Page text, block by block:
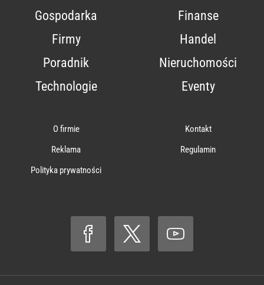
Gospodarka
Finanse
Firmy
Handel
Poradnik
Nieruchomości
Technologie
Eventy
O firmie
Kontakt
Reklama
Regulamin
Polityka prywatności